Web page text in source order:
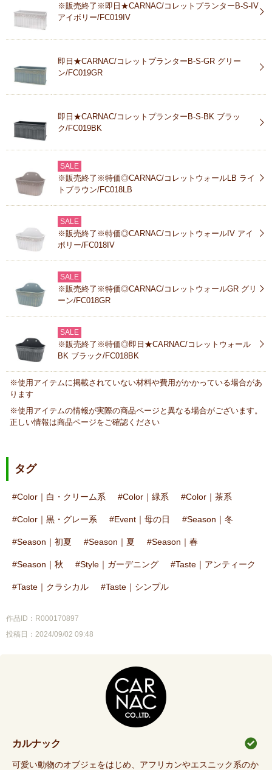
※販売終了※即日★CARNAC/コレットプランターB-S-IV
アイボリー/FC019IV
即日★CARNAC/コレットプランターB-S-GR グリー
ン/FC019GR
即日★CARNAC/コレットプランターB-S-BK ブラッ
ク/FC019BK
SALE
※販売終了※特価◎CARNAC/コレットウォールLB ライ
トブラウン/FC018LB
SALE
※販売終了※特価◎CARNAC/コレットウォールIV アイ
ボリー/FC018IV
SALE
※販売終了※特価◎CARNAC/コレットウォールGR グリ
ーン/FC018GR
SALE
※販売終了※特価◎即日★CARNAC/コレットウォール
BK ブラック/FC018BK
※使用アイテムに掲載されていない材料や費用がかかっている場合があ
ります
※使用アイテムの情報が実際の商品ページと異なる場合がございます。
正しい情報は商品ページをご確認ください
タグ
Color｜白・クリーム系 Color｜緑系 Color｜茶系
Color｜黒・グレー系 Event｜母の日 Season｜冬
Season｜初夏 Season｜夏 Season｜春
Season｜秋 Style｜ガーデニング Taste｜アンティーク
Taste｜クラシカル Taste｜シンプル
作品ID：R000170897
投稿日：2024/09/02 09:48
カルナック
可愛い動物のオブジェをはじめ、アフリカンやエスニック系のか